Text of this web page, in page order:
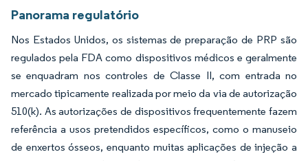
Panorama regulatório
Nos Estados Unidos, os sistemas de preparação de PRP são
regulados pela FDA como dispositivos médicos e geralmente
se enquadram nos controles de Classe II, com entrada no
mercado tipicamente realizada por meio da via de autorização
510(k). As autorizações de dispositivos frequentemente fazem
referência a usos pretendidos específicos, como o manuseio
de enxertos ósseos, enquanto muitas aplicações de injeção a